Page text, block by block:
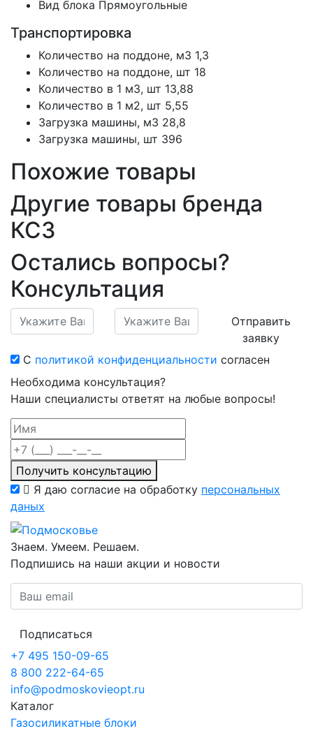
Вид блока Прямоугольные
Транспортировка
Количество на поддоне, м3 1,3
Количество на поддоне, шт 18
Количество в 1 м3, шт 13,88
Количество в 1 м2, шт 5,55
Загрузка машины, м3 28,8
Загрузка машины, шт 396
Похожие товары
Другие товары бренда
КСЗ
Остались вопросы?
Консультация
Отправить
заявку
С политикой конфиденциальности согласен
Необходима консультация?
Наши специалисты ответят на любые вопросы!
Получить консультацию
Я даю согласие на обработку персональных
даных
Знаем. Умеем. Решаем.
Подпишись на наши акции и новости
Подписаться
+7 495 150-09-65
8 800 222-64-65
info@podmoskovieopt.ru
Каталог
Газосиликатные блоки